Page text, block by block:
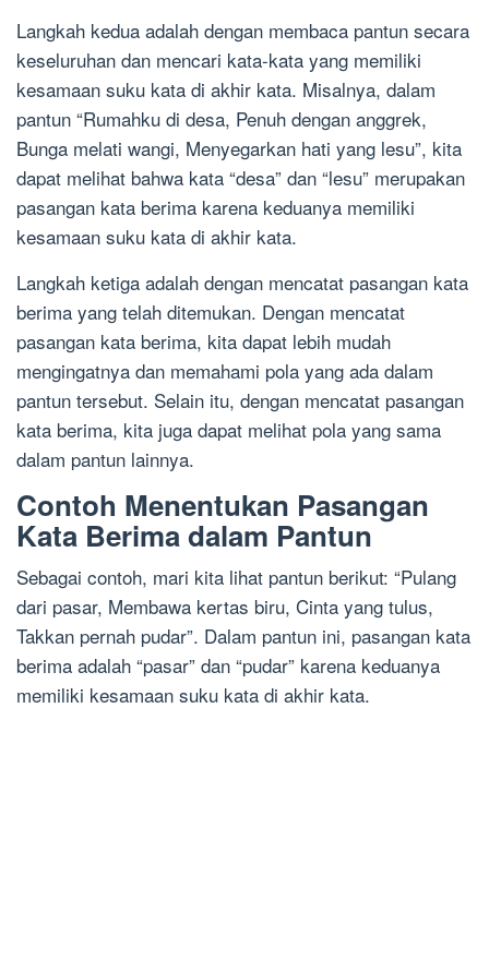
Langkah kedua adalah dengan membaca pantun secara
keseluruhan dan mencari kata-kata yang memiliki
kesamaan suku kata di akhir kata. Misalnya, dalam
pantun “Rumahku di desa, Penuh dengan anggrek,
Bunga melati wangi, Menyegarkan hati yang lesu”, kita
dapat melihat bahwa kata “desa” dan “lesu” merupakan
pasangan kata berima karena keduanya memiliki
kesamaan suku kata di akhir kata.
Langkah ketiga adalah dengan mencatat pasangan kata
berima yang telah ditemukan. Dengan mencatat
pasangan kata berima, kita dapat lebih mudah
mengingatnya dan memahami pola yang ada dalam
pantun tersebut. Selain itu, dengan mencatat pasangan
kata berima, kita juga dapat melihat pola yang sama
dalam pantun lainnya.
Contoh Menentukan Pasangan
Kata Berima dalam Pantun
Sebagai contoh, mari kita lihat pantun berikut: “Pulang
dari pasar, Membawa kertas biru, Cinta yang tulus,
Takkan pernah pudar”. Dalam pantun ini, pasangan kata
berima adalah “pasar” dan “pudar” karena keduanya
memiliki kesamaan suku kata di akhir kata.